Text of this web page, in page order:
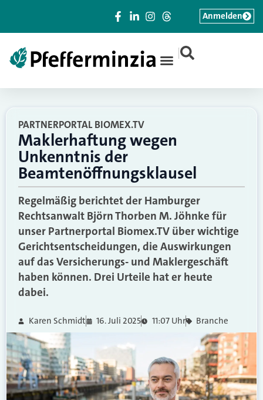
|
Anmelden
PARTNERPORTAL BIOMEX.TV
Maklerhaftung wegen
Unkenntnis der
Beamtenöffnungsklausel
Regelmäßig berichtet der Hamburger
Rechtsanwalt Björn Thorben M. Jöhnke für
unser Partnerportal Biomex.TV über wichtige
Gerichtsentscheidungen, die Auswirkungen
auf das Versicherungs- und Maklergeschäft
haben können. Drei Urteile hat er heute
dabei.
Karen Schmidt 16. Juli 2025 11:07 Uhr Branche